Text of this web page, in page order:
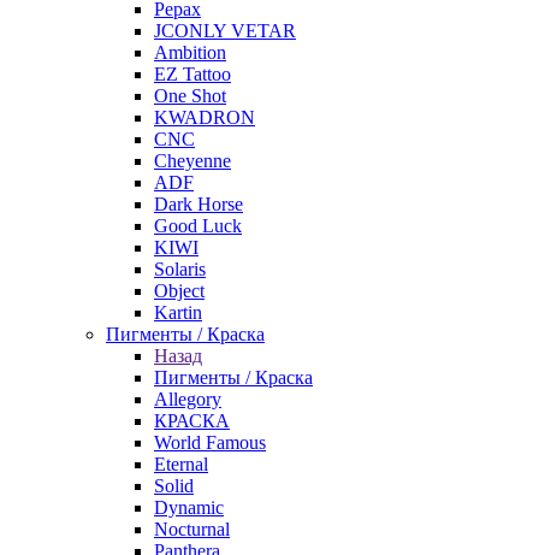
Pepax
JCONLY VETAR
Ambition
EZ Tattoo
One Shot
KWADRON
CNC
Cheyenne
ADF
Dark Horse
Good Luck
KIWI
Solaris
Object
Kartin
Пигменты / Краска
Назад
Пигменты / Краска
Allegory
КРАСКА
World Famous
Eternal
Solid
Dynamic
Nocturnal
Panthera